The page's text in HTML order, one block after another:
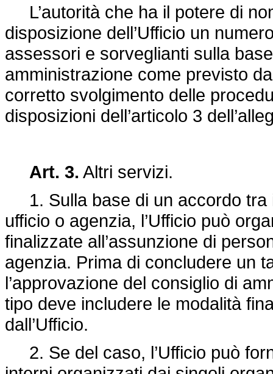
L’autorità che ha il potere di
disposizione dell’Ufficio un
assessori e sorveglianti sulla
amministrazione come previsto
corretto svolgimento delle
disposizioni dell’articolo 3
Art. 3. Altri servizi.
1. Sulla base di un accordo tra
ufficio o agenzia, l’Ufficio può
finalizzate all’assunzione di
agenzia. Prima di concludere un
l’approvazione del consiglio di
tipo deve includere le modalità
dall’Ufficio.
2. Se del caso, l’Ufficio può